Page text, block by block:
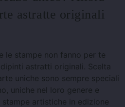
astratte originali
le stampe non fanno per te
astratti originali. Scelta
uniche sono sempre speciali
uniche nel loro genere e
artistiche in edizione